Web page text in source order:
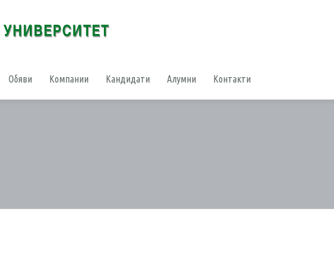
Обяви Компании Кандидати Алумни Контакти